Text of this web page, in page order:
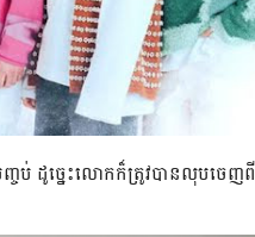
ចប់ ដូច្នេះ​លោកក៏ត្រូវ​បាន​លុបចេញពី